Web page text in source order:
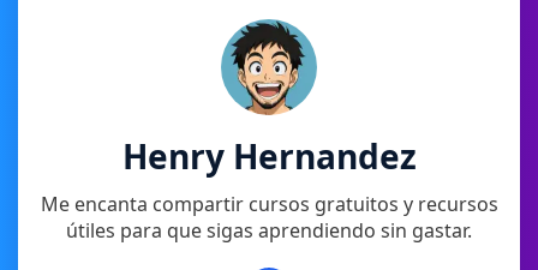
Henry Hernandez
Me encanta compartir cursos gratuitos y recursos
útiles para que sigas aprendiendo sin gastar.